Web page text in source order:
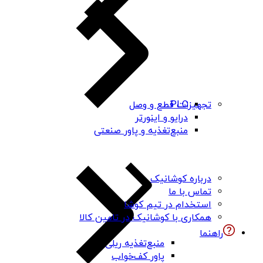
PLC
درایو و اینورتر
منبع‌تغذیه و پاور صنعتی
منبع‌تغذیه ریلی
پاور کف‌خواب
تجهیزات قطع و وصل
درباره کوشانیک
تماس با ما
استخدام در تیم کوشا
همکاری با کوشانیک در تامین کالا
راهنما